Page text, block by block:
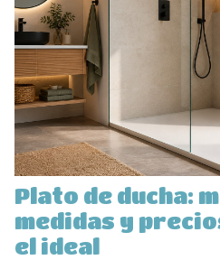
Plato de ducha:
medidas y
el ideal